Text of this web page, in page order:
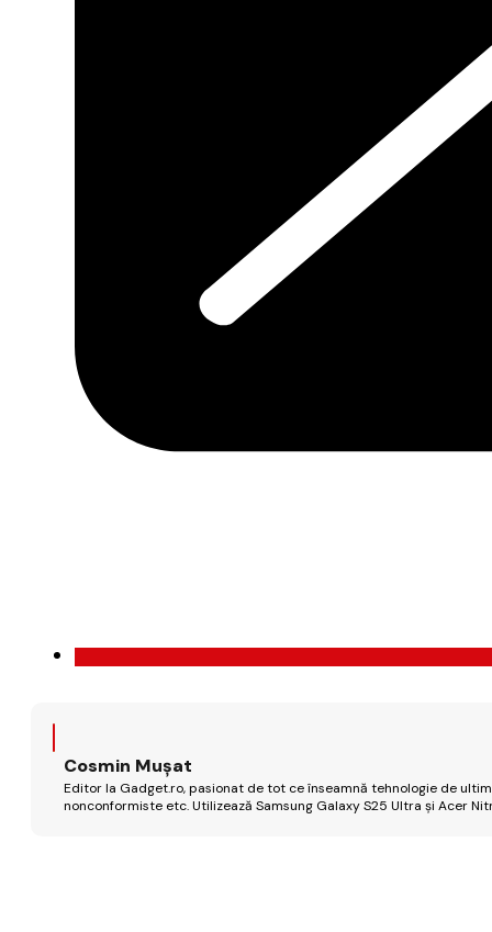
Cosmin Mușat
Editor la Gadget.ro, pasionat de tot ce înseamnă tehnologie de
nonconformiste etc. Utilizează Samsung Galaxy S25 Ultra și Acer